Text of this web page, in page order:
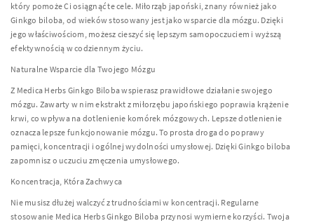
który pomoże Ci osiągnąć te cele. Miłorząb japoński, znany również jako
Ginkgo biloba, od wieków stosowany jest jako wsparcie dla mózgu. Dzięki
jego właściwościom, możesz cieszyć się lepszym samopoczuciem i wyższą
efektywnością w codziennym życiu.
Naturalne Wsparcie dla Twojego Mózgu
Z Medica Herbs Ginkgo Biloba wspierasz prawidłowe działanie swojego
mózgu. Zawarty w nim ekstrakt z miłorzębu japońskiego poprawia krążenie
krwi, co wpływa na dotlenienie komórek mózgowych. Lepsze dotlenienie
oznacza lepsze funkcjonowanie mózgu. To prosta droga do poprawy
pamięci, koncentracji i ogólnej wydolności umysłowej. Dzięki Ginkgo biloba
zapomnisz o uczuciu zmęczenia umysłowego.
Koncentracja, Która Zachwyca
Nie musisz dłużej walczyć z trudnościami w koncentracji. Regularne
stosowanie Medica Herbs Ginkgo Biloba przynosi wymierne korzyści. Twoja